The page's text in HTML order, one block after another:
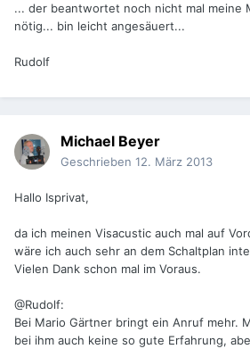
... der beantwortet noch nicht mal meine
nötig... bin leicht angesäuert...
Rudolf
Michael Beyer
Geschrieben 12. März 2013
Hallo Isprivat,
da ich meinen Visacustic auch mal auf
wäre ich auch sehr an dem Schaltplan
Vielen Dank schon mal im Voraus.
@Rudolf:
Bei Mario Gärtner bringt ein Anruf mehr.
bei ihm auch keine so gute Erfahrung,